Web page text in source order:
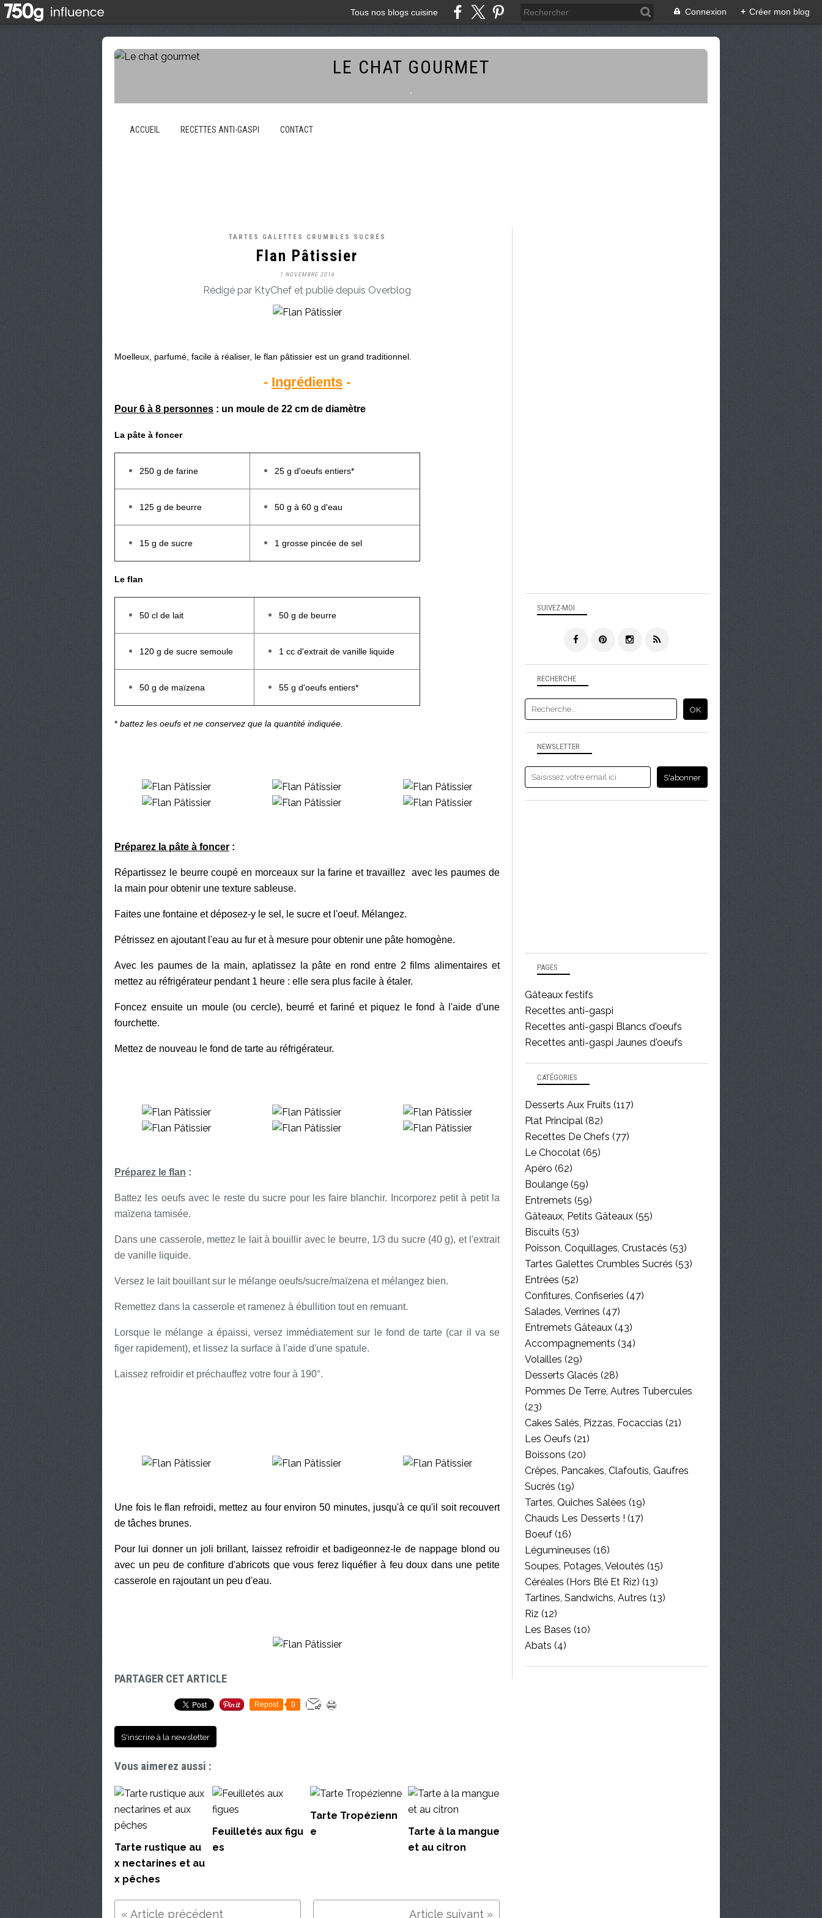
Tous nos blogs cuisine Connexion + Créer mon blog
LE CHAT GOURMET
.
ACCUEIL RECETTES ANTI-GASPI CONTACT
TARTES GALETTES CRUMBLES SUCRÉS
Flan Pâtissier
1 NOVEMBRE 2016
Rédigé par KtyChef et publié depuis Overblog
Moelleux, parfumé, facile à réaliser, le flan pâtissier est un grand traditionnel.
- Ingrédients -
Pour 6 à 8 personnes : un moule de 22 cm de diamètre
La pâte à foncer
250 g de farine 25 g d'oeufs entiers*
125 g de beurre 50 g à 60 g d'eau
15 g de sucre 1 grosse pincée de sel
Le flan
50 cl de lait 50 g de beurre
120 g de sucre semoule 1 cc d'extrait de vanille liquide
50 g de maïzena 55 g d'oeufs entiers*
* battez les oeufs et ne conservez que la quantité indiquée.
Préparez la pâte à foncer :
Répartissez le beurre coupé en morceaux sur la farine et travaillez avec les paumes de
la main pour obtenir une texture sableuse.
Faites une fontaine et déposez-y le sel, le sucre et l'oeuf. Mélangez.
Pétrissez en ajoutant l'eau au fur et à mesure pour obtenir une pâte homogène.
Avec les paumes de la main, aplatissez la pâte en rond entre 2 films alimentaires et
mettez au réfrigérateur pendant 1 heure : elle sera plus facile à étaler.
Foncez ensuite un moule (ou cercle), beurré et fariné et piquez le fond à l'aide d'une
fourchette.
Mettez de nouveau le fond de tarte au réfrigérateur.
Préparez le flan :
Battez les oeufs avec le reste du sucre pour les faire blanchir. Incorporez petit à petit la
maïzena tamisée.
Dans une casserole, mettez le lait à bouillir avec le beurre, 1/3 du sucre (40 g), et l'extrait
de vanille liquide.
Versez le lait bouillant sur le mélange oeufs/sucre/maïzena et mélangez bien.
Remettez dans la casserole et ramenez à ébullition tout en remuant.
Lorsque le mélange a épaissi, versez immédiatement sur le fond de tarte (car il va se
figer rapidement), et lissez la surface à l'aide d'une spatule.
Laissez refroidir et préchauffez votre four à 190°.
Une fois le flan refroidi, mettez au four environ 50 minutes, jusqu'à ce qu'il soit recouvert
de tâches brunes.
Pour lui donner un joli brillant, laissez refroidir et badigeonnez-le de nappage blondou
avec un peu de confiture d'abricots que vous ferez liquéfier à feu doux dans une petite
casserole en rajoutant un peu d'eau.
PARTAGER CET ARTICLE
Repost 0
S'inscrire à la newsletter
Vous aimerez aussi :
Tarte rustique au
x nectarines et au
x pêches
Feuilletés aux figu
es
Tarte Tropézienn
e
Tarte à la mangue
et au citron
NEWSLETTER
SUIVEZ-MOI
RECHERCHE
PAGES
Gâteaux festifs
Recettes anti-gaspi
Recettes anti-gaspi Blancs d'oeufs
Recettes anti-gaspi Jaunes d'oeufs
CATÉGORIES
Desserts Aux Fruits (117)
Plat Principal (82)
Recettes De Chefs (77)
Le Chocolat (65)
Apéro (62)
Boulange (59)
Entremets (59)
Gâteaux, Petits Gâteaux (55)
Biscuits (53)
Poisson, Coquillages, Crustacés (53)
Tartes Galettes Crumbles Sucrés (53)
Entrées (52)
Confitures, Confiseries (47)
Salades, Verrines (47)
Entremets Gâteaux (43)
Accompagnements (34)
Volailles (29)
Desserts Glacés (28)
Pommes De Terre, Autres Tubercules
(23)
Cakes Salés, Pizzas, Focaccias (21)
Les Oeufs (21)
Boissons (20)
Crêpes, Pancakes, Clafoutis, Gaufres
Sucrés (19)
Tartes, Quiches Salées (19)
Chauds Les Desserts ! (17)
Boeuf (16)
Légumineuses (16)
Soupes, Potages, Veloutés (15)
Céréales (hors Blé Et Riz) (13)
Tartines, Sandwichs, Autres (13)
Riz (12)
Les Bases (10)
Abats (4)